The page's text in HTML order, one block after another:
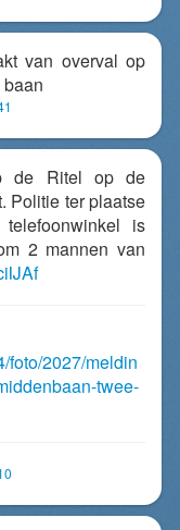
van overval op
de Ritel op de
Politie ter plaatse
is
2 mannen van
foto/2027/meldin
twee-